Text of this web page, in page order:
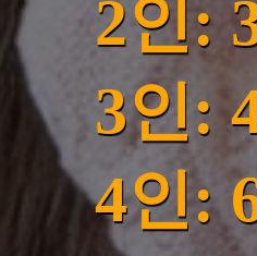
2인:
3인:
4인: